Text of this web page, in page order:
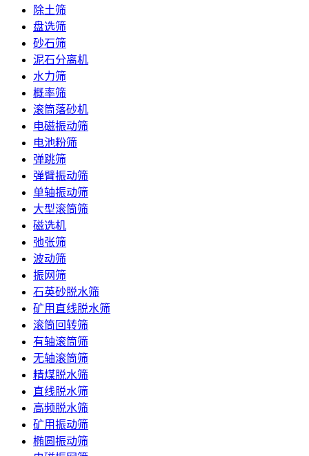
除土筛
盘选筛
砂石筛
泥石分离机
水力筛
概率筛
滚筒落砂机
电磁振动筛
电池粉筛
弹跳筛
弹臂振动筛
单轴振动筛
大型滚筒筛
磁选机
弛张筛
波动筛
振网筛
石英砂脱水筛
矿用直线脱水筛
滚筒回转筛
有轴滚筒筛
无轴滚筒筛
精煤脱水筛
直线脱水筛
高频脱水筛
矿用振动筛
椭圆振动筛